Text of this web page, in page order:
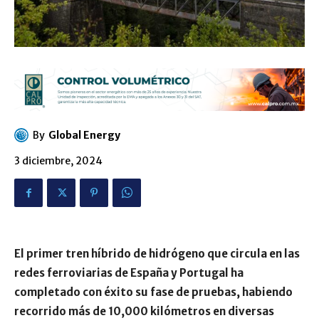
By Global Energy
3 diciembre, 2024
El primer tren híbrido de hidrógeno que circula en las
redes ferroviarias de España y Portugal ha
completado con éxito su fase de pruebas, habiendo
recorrido más de 10,000 kilómetros en diversas